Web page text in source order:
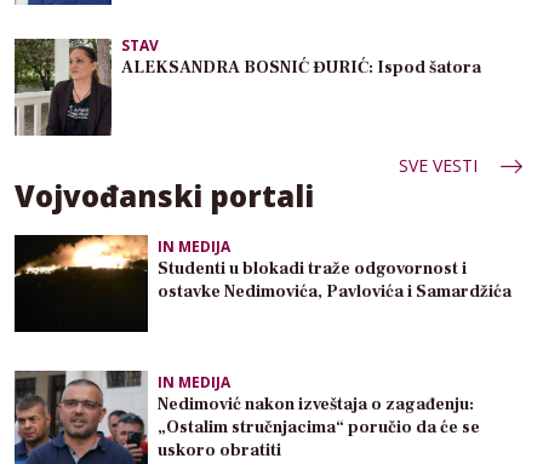
STAV
ALEKSANDRA BOSNIĆ ĐURIĆ: Ispod šatora
SVE VESTI
Vojvođanski portali
IN MEDIJA
Studenti u blokadi traže odgovornost i
ostavke Nedimovića, Pavlovića i Samardžića
IN MEDIJA
Nedimović nakon izveštaja o zagađenju:
„Ostalim stručnjacima“ poručio da će se
uskoro obratiti